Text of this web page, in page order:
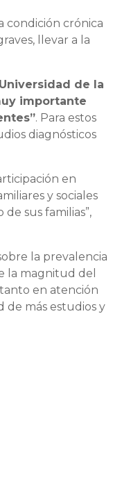
condición crónica
llevar a la
Universidad de la
importante
. Para estos
diagnósticos
en
y sociales
sus familias”,
la prevalencia
la magnitud del
en atención
de más estudios y